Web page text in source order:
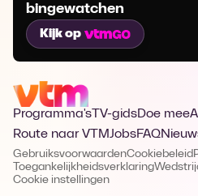
bingewatchen
Kijk op
Programma's TV-gidsDoe mee
Route naar VTMJobsFAQ
GebruiksvoorwaardenCookiebeleid
Toegankelijkheidsverklaring
Cookie instellingen